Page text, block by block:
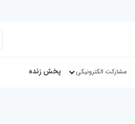
مشارکت الکترونیکی پخش زنده